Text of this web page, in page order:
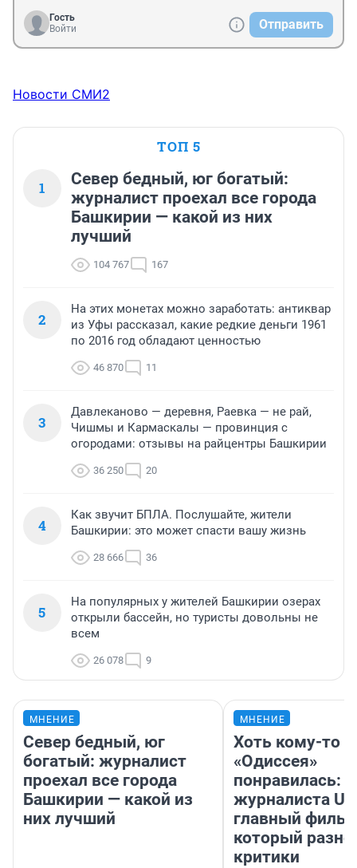
Гость
Войти
Отправить
Новости СМИ2
ТОП 5
1
Север бедный, юг богатый:
журналист проехал все города
Башкирии — какой из них
лучший
104 767 167
2
На этих монетах можно заработать: антиквар
из Уфы рассказал, какие редкие деньги 1961
по 2016 год обладают ценностью
46 870 11
3
Давлеканово — деревня, Раевка — не рай,
Чишмы и Кармаскалы — провинция с
огородами: отзывы на райцентры Башкирии
36 250 20
4
Как звучит БПЛА. Послушайте, жители
Башкирии: это может спасти вашу жизнь
28 666 36
5
На популярных у жителей Башкирии озерах
открыли бассейн, но туристы довольны не
всем
26 078 9
МНЕНИЕ
Север бедный, юг
богатый: журналист
проехал все города
Башкирии — какой из
них лучший
МНЕНИЕ
Хоть кому-то
«Одиссея»
понравилась:
журналиста
главный
который
критики